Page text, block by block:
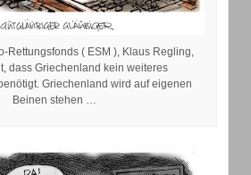
Rettungsfonds ( ESM ), Klaus Regling,
dass Griechenland kein weiteres
Griechenland wird auf eigenen
Beinen stehen …